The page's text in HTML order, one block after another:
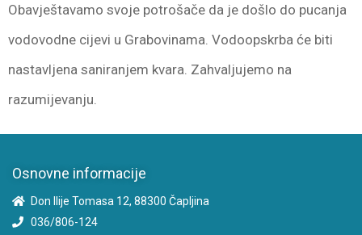
Obavještavamo svoje potrošače da je došlo do pucanja
vodovodne cijevi u Grabovinama. Vodoopskrba će biti
nastavljena saniranjem kvara. Zahvaljujemo na
razumijevanju.
Osnovne informacije
Don Ilije Tomasa 12, 88300 Čapljina
036/806-124